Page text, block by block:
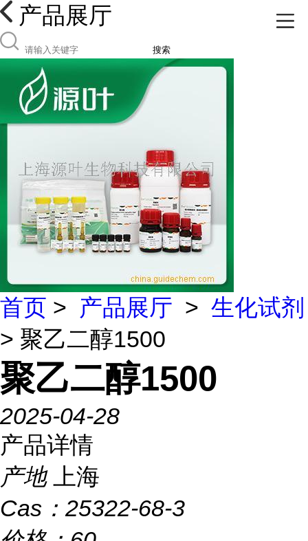
产品展厅
搜索
首页 > 产品展厅 > 生化试剂
> 聚乙二醇1500
聚乙二醇1500
2025-04-28
产品详情
产地
上海
Cas： 25322-68-3